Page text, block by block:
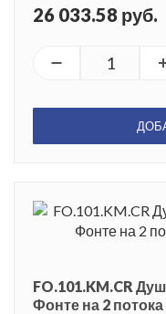
26 033.58 руб.
FO.101.KM.CR
Фонте на 2